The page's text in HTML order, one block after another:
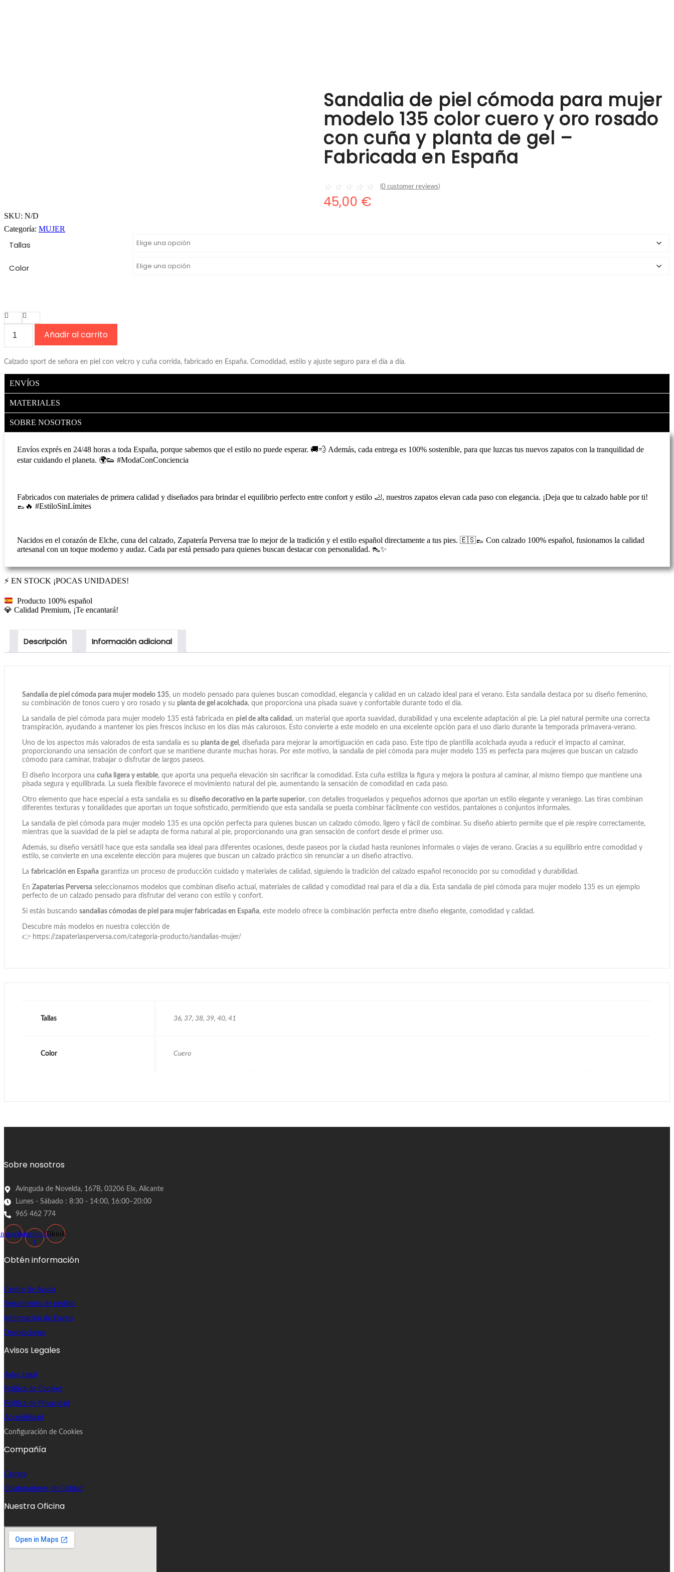
Sandalia de piel cómoda para mujer
modelo 135 color cuero y oro rosado
con cuña y planta de gel –
Fabricada en España
☆ ☆ ☆ ☆ ☆ (0 customer reviews)
45,00 €
SKU: N/D
Categoría: MUJER
Tallas
Color
piel
para
mujer
modelo
color
oro
cuña
Fabricada
Añadir al carrito
Calzado sport de señora en piel con velcro y cuña corrida, fabricado en España. Comodidad, estilo y ajuste seguro para el día a día.
ENVÍOS
MATERIALES
SOBRE NOSOTROS
Envíos exprés en 24/48 horas a toda España, porque sabemos que el estilo no puede esperar. 🚚💨 Además, cada entrega es 100% sostenible, para que luzcas tus nuevos zapatos con la tranquilidad de
estar cuidando el planeta. 🌍👟 #ModaConConciencia
Fabricados con materiales de primera calidad y diseñados para brindar el equilibrio perfecto entre confort y estilo 🦶, nuestros zapatos elevan cada paso con elegancia. ¡Deja que tu calzado hable por ti!
👞🔥 #EstiloSinLímites
Nacidos en el corazón de Elche, cuna del calzado, Zapatería Perversa trae lo mejor de la tradición y el estilo español directamente a tus pies. 🇪🇸👞 Con calzado 100% español, fusionamos la calidad
artesanal con un toque moderno y audaz. Cada par está pensado para quienes buscan destacar con personalidad. 👠✨
⚡ EN STOCK ¡POCAS UNIDADES!
Producto 100% español
💎 Calidad Premium, ¡Te encantará!
Descripción Información adicional
Sandalia de piel cómoda para mujer modelo 135, un modelo pensado para quienes buscan comodidad, elegancia y calidad en un calzado ideal para el verano. Esta sandalia destaca por su diseño femenino,
su combinación de tonos cuero y oro rosado y su planta de gel acolchada, que proporciona una pisada suave y confortable durante todo el día.
La sandalia de piel cómoda para mujer modelo 135 está fabricada en piel de alta calidad , un material que aporta suavidad, durabilidad y una excelente adaptación al pie. La piel natural permite una correcta
transpiración, ayudando a mantener los pies frescos incluso en los días más calurosos. Esto convierte a este modelo en una excelente opción para el uso diario durante la temporada primavera-verano.
Uno de los aspectos más valorados de esta sandalia es su planta de gel , diseñada para mejorar la amortiguación en cada paso. Este tipo de plantilla acolchada ayuda a reducir el impacto al caminar,
proporcionando una sensación de confort que se mantiene durante muchas horas. Por este motivo, la sandalia de piel cómoda para mujer modelo 135 es perfecta para mujeres que buscan un calzado
cómodo para caminar, trabajar o disfrutar de largos paseos.
El diseño incorpora una cuña ligera y estable, que aporta una pequeña elevación sin sacrificar la comodidad. Esta cuña estiliza la figura y mejora la postura al caminar, al mismo tiempo que mantiene una
pisada segura y equilibrada. La suela flexible favorece el movimiento natural del pie, aumentando la sensación de comodidad en cada paso.
Otro elemento que hace especial a esta sandalia es su diseño decorativo en la parte superior, con detalles troquelados y pequeños adornos que aportan un estilo elegante y veraniego. Las tiras combinan
diferentes texturas y tonalidades que aportan un toque sofisticado, permitiendo que esta sandalia se pueda combinar fácilmente con vestidos, pantalones o conjuntos informales.
La sandalia de piel cómoda para mujer modelo 135 es una opción perfecta para quienes buscan un calzado cómodo, ligero y fácil de combinar. Su diseño abierto permite que el pie respire correctamente,
mientras que la suavidad de la piel se adapta de forma natural al pie, proporcionando una gran sensación de confort desde el primer uso.
Además, su diseño versátil hace que esta sandalia sea ideal para diferentes ocasiones, desde paseos por la ciudad hasta reuniones informales o viajes de verano. Gracias a su equilibrio entre comodidad y
estilo, se convierte en una excelente elección para mujeres que buscan un calzado práctico sin renunciar a un diseño atractivo.
La fabricación en España garantiza un proceso de producción cuidado y materiales de calidad, siguiendo la tradición del calzado español reconocido por su comodidad y durabilidad.
En Zapaterías Perversa seleccionamos modelos que combinan diseño actual, materiales de calidad y comodidad real para el día a día. Esta sandalia de piel cómoda para mujer modelo 135 es un ejemplo
perfecto de un calzado pensado para disfrutar del verano con estilo y confort.
Si estás buscando sandalias cómodas de piel para mujer fabricadas en España, este modelo ofrece la combinación perfecta entre diseño elegante, comodidad y calidad.
Descubre más modelos en nuestra colección de
👉 https://zapateriasperversa.com/categoria-producto/sandalias-mujer/
Tallas 36, 37, 38, 39, 40, 41
Color Cuero
Sobre nosotros
Avinguda de Novelda, 167B, 03206 Elx, Alicante
Lunes - Sábado : 8:30 - 14:00, 16:00–20:00
965 462 774
Facebook-
f
Tiktok
Obtén información
Centro de Ayuda
Seguimiento de pedido
Información de Envíos
Devoluciones
Avisos Legales
Aviso Legal
Política de Cookies
Política de Privacidad
Accesibilidad
Configuración de Cookies
Compañía
Carrera
Colaboradores de Calidad
Nuestra Oficina